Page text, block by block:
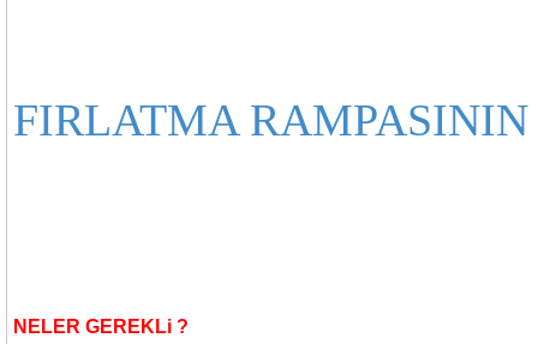
FIRLATMA
NELER GEREKLi ?